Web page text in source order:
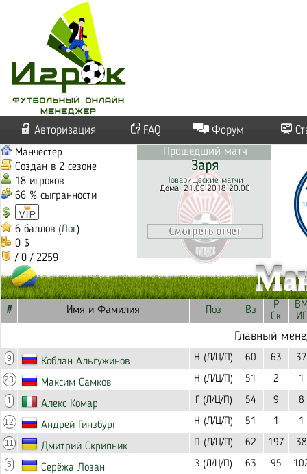
Авторизация FAQ Форум
Манчестер
Создан в 2 сезоне
18 игроков
66 % сыгранности
6 баллов (Лог)
0 $
/ 0 / 2259
Прошедший матч
Заря
Товарищеские матчи
Дома. 21.09.2018 20:00
# Имя и Фамилия Поз Вз
Р
Ск
ИГ
Главный
9 Коблан Альгужинов Н (Л/Ц/П) 60 63 37
23 Максим Самков Н (Л/Ц/П) 51 2 1
1 Алекс Комар Г (Л/Ц/П) 54 9 8
12 Андрей Гинзбург Н (Л/Ц/П) 51 1 1
11 Дмитрий Скрипник П (Л/Ц/П) 62 197 38
5 Серёжа Лозан З (Л/Ц/П) 63 95